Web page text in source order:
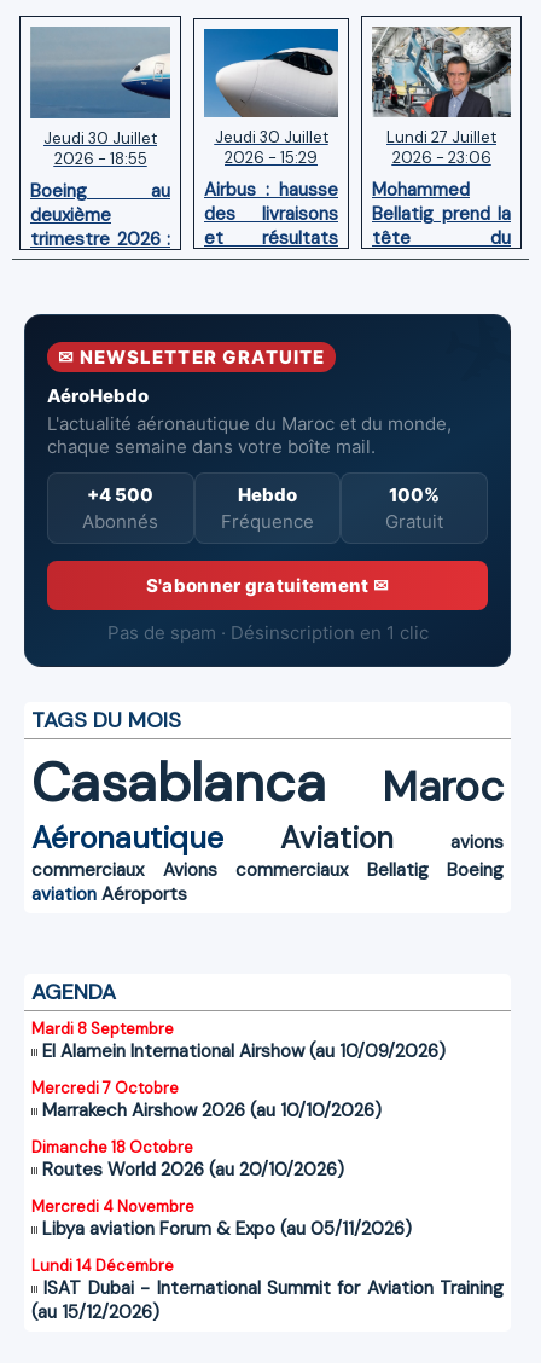
Jeudi 30 Juillet
2026 - 18:55
Boeing au
deuxième
trimestre 2026 :
Chiffre d'affaires
pertes nettes
réduites
Jeudi 30 Juillet
2026 - 15:29
Airbus : hausse
des livraisons
et résultats
financiers
premier
Lundi 27 Juillet
2026 - 23:06
Mohammed
Bellatig prend la
tête du
Groupement
Marocaines
✉ NEWSLETTER GRATUITE
AéroHebdo
L'actualité aéronautique du Maroc et du monde,
chaque semaine dans votre boîte mail.
+4 500
Abonnés
Hebdo
Fréquence
100%
Gratuit
S'abonner gratuitement ✉
Pas de spam · Désinscription en 1 clic
TAGS DU MOIS
Casablanca Maroc
Aéronautique Aviation
avions
commerciaux
Avions commerciaux Bellatig
Boeing
aviation Aéroports
AGENDA
Mardi 8 Septembre
El Alamein International Airshow (au 10/09/2026)
Mercredi 7 Octobre
Marrakech Airshow 2026 (au 10/10/2026)
Dimanche 18 Octobre
Routes World 2026 (au 20/10/2026)
Mercredi 4 Novembre
Libya aviation Forum & Expo (au 05/11/2026)
Lundi 14 Décembre
ISAT Dubai - International Summit for Aviation Training
(au 15/12/2026)